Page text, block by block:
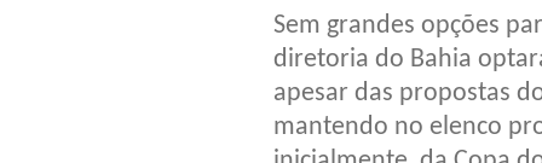
Sem grandes opções
diretoria do Bahia
apesar das propostas
mantendo no elenco